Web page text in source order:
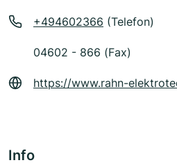
+494602366 (Telefon)
04602 - 866 (Fax)
https://www.rahn-
Info